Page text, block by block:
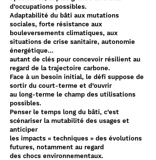
d’occupations possibles.
Adaptabilité du bâti aux mutations
sociales, forte résistance aux
bouleversements climatiques, aux
situations de crise sanitaire, autonomie
énergétique…
autant de clés pour concevoir résilient au
regard de la trajectoire carbone.
Face à un besoin initial, le défi suppose de
sortir du court-terme et d’ouvrir
au long-terme le champ des utilisations
possibles.
Penser le temps long du bâti, c’est
scénariser la mutabilité des usages et
anticiper
les impacts « techniques » des évolutions
futures, notamment au regard
des chocs environnementaux.